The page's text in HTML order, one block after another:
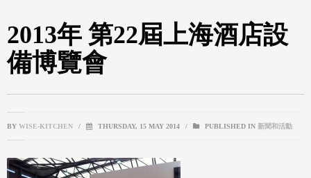
2013年 第22屆上海酒店設
備博覽會
BY WISE-KITCHEN / THURSDAY, 15 MAY 2014 / PUBLISHED IN 新聞和活動